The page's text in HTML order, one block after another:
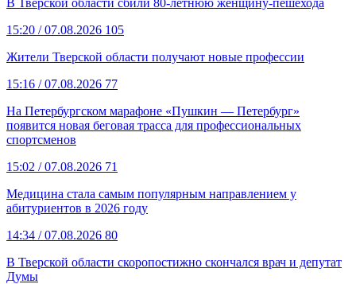
15:20 / 07.08.2026 105
Жители Тверской области получают новые профессии
15:16 / 07.08.2026 77
На Петербургском марафоне «Пушкин — Петербург»
появится новая беговая трасса для профессиональных
спортсменов
15:02 / 07.08.2026 71
Медицина стала самым популярным направлением у
абитуриентов в 2026 году
14:34 / 07.08.2026 80
В Тверской области скоропостижно скончался врач и депутат
Думы